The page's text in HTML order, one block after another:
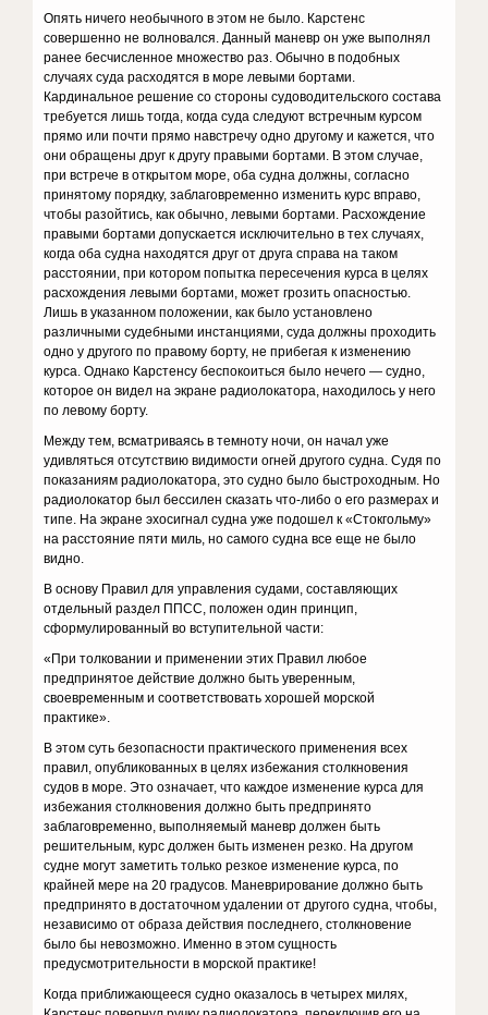
Опять ничего необычного в этом не было. Карстенс
совершенно не волновался. Данный маневр он уже выполнял
ранее бесчисленное множество раз. Обычно в подобных
случаях суда расходятся в море левыми бортами.
Кардинальное решение со стороны судоводительского состава
требуется лишь тогда, когда суда следуют встречным курсом
прямо или почти прямо навстречу одно другому и кажется, что
они обращены друг к другу правыми бортами. В этом случае,
при встрече в открытом море, оба судна должны, согласно
принятому порядку, заблаговременно изменить курс вправо,
чтобы разойтись, как обычно, левыми бортами. Расхождение
правыми бортами допускается исключительно в тех случаях,
когда оба судна находятся друг от друга справа на таком
расстоянии, при котором попытка пересечения курса в целях
расхождения левыми бортами, может грозить опасностью.
Лишь в указанном положении, как было установлено
различными судебными инстанциями, суда должны проходить
одно у другого по правому борту, не прибегая к изменению
курса. Однако Карстенсу беспокоиться было нечего — судно,
которое он видел на экране радиолокатора, находилось у него
по левому борту.
Между тем, всматриваясь в темноту ночи, он начал уже
удивляться отсутствию видимости огней другого судна. Судя по
показаниям радиолокатора, это судно было быстроходным. Но
радиолокатор был бессилен сказать что-либо о его размерах и
типе. На экране эхосигнал судна уже подошел к «Стокгольму»
на расстояние пяти миль, но самого судна все еще не было
видно.
В основу Правил для управления судами, составляющих
отдельный раздел ППСС, положен один принцип,
сформулированный во вступительной части:
«При толковании и применении этих Правил любое
предпринятое действие должно быть уверенным,
своевременным и соответствовать хорошей морской
практике».
В этом суть безопасности практического применения всех
правил, опубликованных в целях избежания столкновения
судов в море. Это означает, что каждое изменение курса для
избежания столкновения должно быть предпринято
заблаговременно, выполняемый маневр должен быть
решительным, курс должен быть изменен резко. На другом
судне могут заметить только резкое изменение курса, по
крайней мере на 20 градусов. Маневрирование должно быть
предпринято в достаточном удалении от другого судна, чтобы,
независимо от образа действия последнего, столкновение
было бы невозможно. Именно в этом сущность
предусмотрительности в морской практике!
Когда приближающееся судно оказалось в четырех милях,